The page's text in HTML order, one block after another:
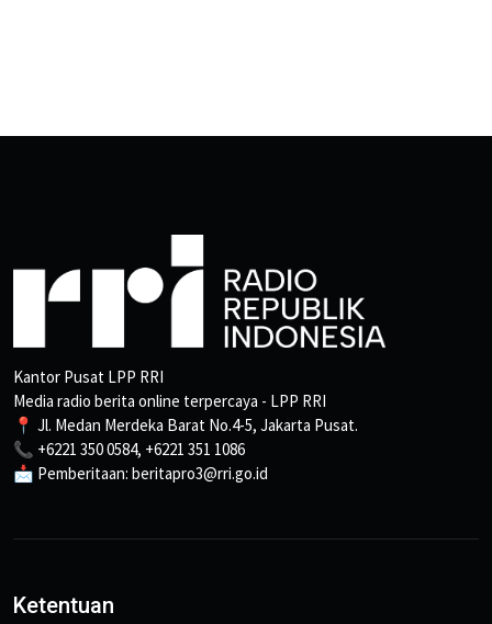
Kantor Pusat LPP RRI
Media radio berita online terpercaya - LPP RRI
📍 Jl. Medan Merdeka Barat No.4-5, Jakarta Pusat.
📞 +6221 350 0584, +6221 351 1086
📩 Pemberitaan: beritapro3@rri.go.id
Ketentuan